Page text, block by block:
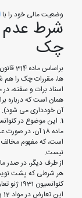
وضعیت مالی خود را با
شرط
چک
ها، مقررات چک را
اسناد برات و سفته،
همان است که درباره
آن خودداری می شود).
1.
ماده 18 آن،
است، که مفهوم
نیست.
کنوانسیون 1931 ژنو تعارض وجود دارد.